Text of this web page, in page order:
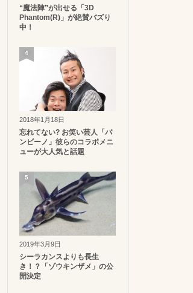
“魔法陣”が出せる「3D
Phantom(R)」が絶賛バズり
中！
2018年1月18日
忘れてない? お笑い芸人「バ
ンビーノ」彼らのコラボメニ
ューが大人気と話題
4
2019年3月9日
シーラカンスよりも長生
き！？「ゾウキンザメ」の公
開決定
5